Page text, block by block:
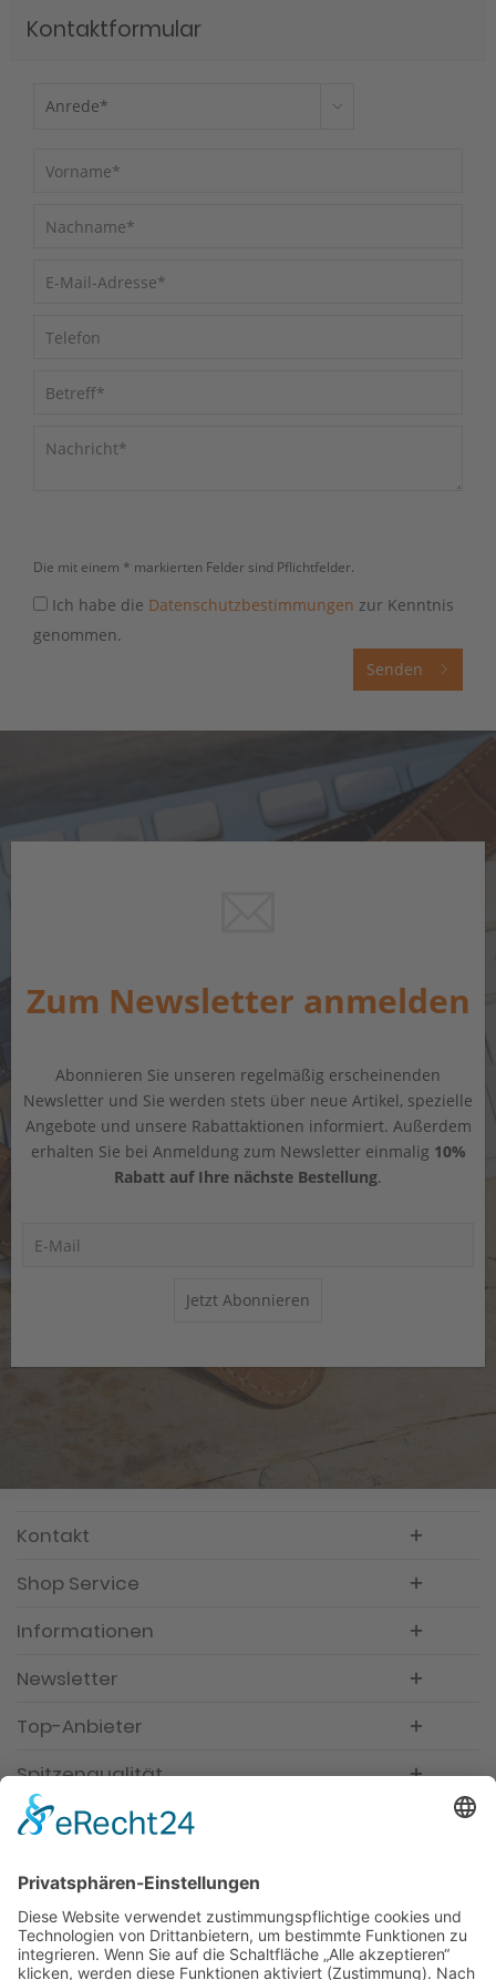
Kontaktformular
Die mit einem * markierten Felder sind Pflichtfelder.
Ich habe die Datenschutzbestimmungen zur Kenntnis
genommen.
Senden
Zum Newsletter anmelden
Abonnieren Sie unseren regelmäßig erscheinenden
Newsletter und Sie werden stets über neue Artikel, spezielle
Angebote und unsere Rabattaktionen informiert. Außerdem
erhalten Sie bei Anmeldung zum Newsletter einmalig 10%
Rabatt auf Ihre nächste Bestellung.
Jetzt Abonnieren
Kontakt
Shop Service
Informationen
Newsletter
Top-Anbieter
Spitzenqualität
Kompetente Beratung
Partner
* Alle Preise inkl. gesetzl. Mehrwertsteuer, inkl.